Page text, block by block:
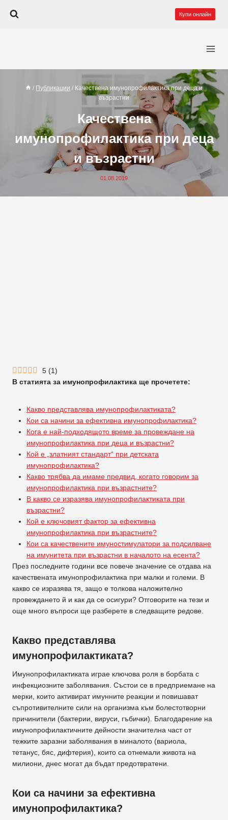
съдържанието
Купи онлайн
/ Публикации / Качествена имунопрофилактика при деца и
възрастни
Качествена
имунопрофилактика при деца
и възрастни
01.08.2019
5 (1)
В статията за имунопрофилактика ще прочетете:
Какво представлява имунопрофилактиката?
Кои са начини за ефективна имунопрофилактика?
Кога е най-подходящото време за провеждане на
имунопрофилактика при деца и възрастни?
Кой е „златният стандарт“ при детската
имунопрофилактика?
Какво трябва да имаме предвид, когато говорим за
имунопрофилактика при възрастните?
В какво се изразява имунопрофилактиката при
възрастни?
Кой е ключовият фактор за ефективна
имунопрофилактика при възрастните?
Кои са качествените имуностимулатори за подсилване
на имунитета при възрастни в началото на есента?
През последните години все повече значение се отдава на
качествената имунопрофилактика при малки и големи. В
какво се изразява тя, защо е толкова наложително
провеждането й и как да се осигури? Отговорите на тези и
още много въпроси ще разберете в следващите редове.
Какво представлява
имунопрофилактиката?
Имунопрофилактиката играе ключова роля в борбата с
инфекциозните заболявания. Състои се в предприемане на
мерки, които активират имунните реакции и повишават
съпротивителните сили на организма към болестотворни
причинители (бактерии, вируси, гъбички). Благодарение на
имунопрофилактичните дейности значителна част от
тежките заразни заболявания в миналото (вариола,
тетанус, бяс, дифтерия), които са отнемали живота на
милиони, днес могат да бъдат предотвратени.
Кои са начини за ефективна
имунопрофилактика?